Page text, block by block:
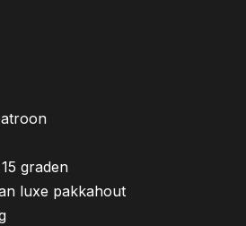
graden
luxe pakkahout